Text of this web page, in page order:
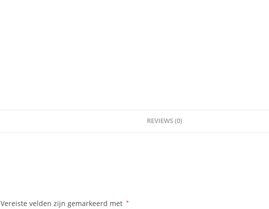
REVIEWS (0)
Vereiste velden zijn gemarkeerd met *